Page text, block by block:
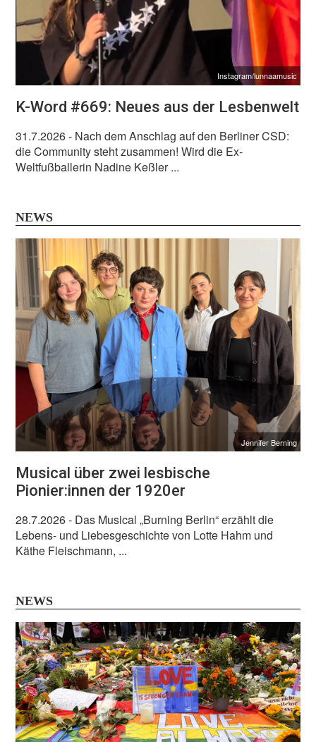
Instagram/lunnaamusic
K-Word #669: Neues aus der Lesbenwelt
31.7.2026- Nach dem Anschlag auf den Berliner CSD:
die Community steht zusammen! Wird die Ex-
Weltfußballerin Nadine Keßler ...
NEWS
Jennifer Berning
Musical über zwei lesbische
Pionier:innen der 1920er
28.7.2026- Das Musical „Burning Berlin“ erzählt die
Lebens- und Liebesgeschichte von Lotte Hahm und
Käthe Fleischmann, ...
NEWS